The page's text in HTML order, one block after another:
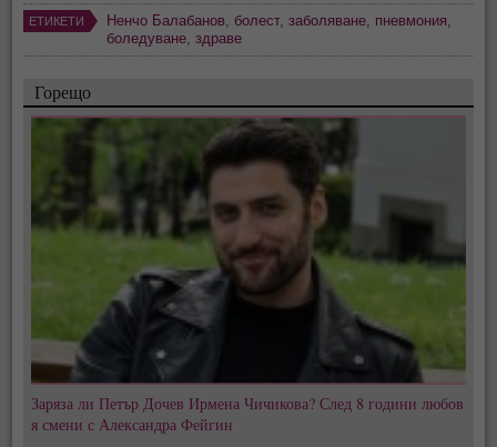
ЕТИКЕТИ Ненчо Балабанов, болест,заболяване, пневмония,
боледуване,здраве
Горещо
Заряза ли Петър Дочев Ирмена Чичикова? След 8 години любов
я смени с Александра Фейгин